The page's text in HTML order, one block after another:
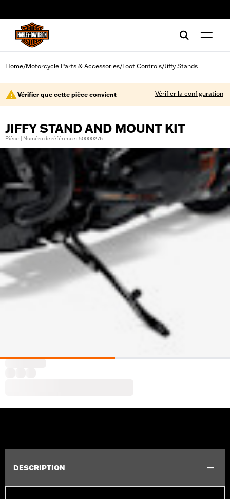
Home/Motorcycle Parts & Accessories/Foot Controls/Jiffy Stands
Vérifier que cette pièce convient Vérifier la configuration
JIFFY STAND AND MOUNT KIT
Pièce | Numéro de référence : 50000276
DESCRIPTION